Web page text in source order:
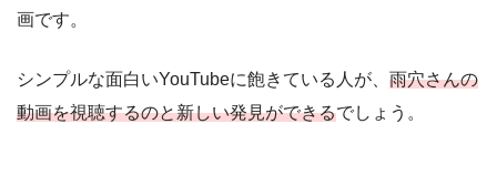
画です。
シンプルな面白いYouTubeに飽きている人が、 雨穴さんの
動画を視聴するのと新しい発見ができるでしょう。